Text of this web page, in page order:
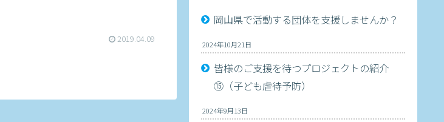
2019.04.09
岡山県で活動する団体を支援しませんか？
2024年10月21日
皆様のご支援を待つプロジェクトの紹介
⑮（子ども虐待予防）
2024年9月13日